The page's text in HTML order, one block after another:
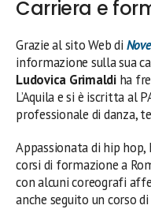
Carriera e
Grazie al sito Web di
informazione sulla sua
Ludovica Grimaldiha
L’Aquila e si è iscritta al
professionale di danza,
Appassionata di hip
corsi di formazione a
con alcuni coreografi
anche seguito un corso